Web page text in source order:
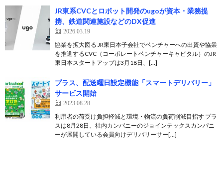
JR東系CVCとロボット開発のugoが資本・業務提
携、鉄道関連施設などのDX促進
2026.03.19
協業を拡大図る JR東日本子会社でベンチャーへの出資や協業
を推進するCVC（コーポレートベンチャーキャピタル）のJR
東日本スタートアップは3月18日、[…]
プラス、配送曜日設定機能「スマートデリバリー」
サービス開始
2023.08.28
利用者の荷受け負担軽減と環境・物流の負荷削減目指す プラ
スは8月28日、社内カンパニーのジョインテックスカンパニ
ーが展開している会員向けデリバリーサー[…]